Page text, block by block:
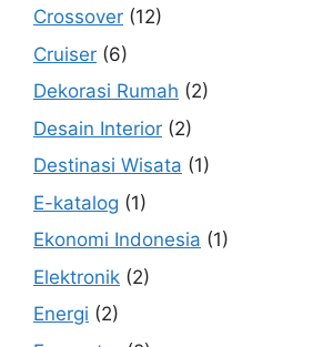
Crossover (12)
Cruiser (6)
Dekorasi Rumah (2)
Desain Interior (2)
Destinasi Wisata (1)
E-katalog (1)
Ekonomi Indonesia (1)
Elektronik (2)
Energi (2)